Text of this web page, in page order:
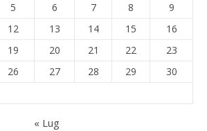
5 6 7 8
9
12 13 14 15
16
19 20 21 22
23
26 27 28 29
30
« Lug